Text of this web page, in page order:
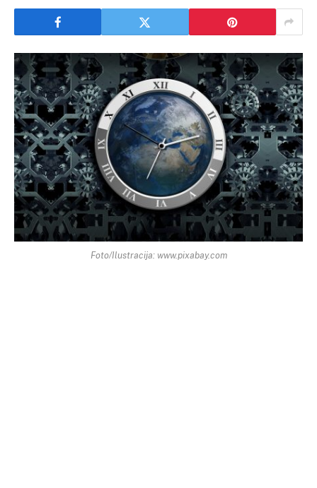
Foto/Ilustracija: www.pixabay.com